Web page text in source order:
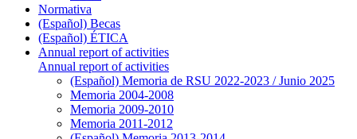
Normativa
(Español) Becas
(Español) ÉTICA
Annual report of activities
Annual report of activities
(Español) Memoria de RSU 2022-2023 / Junio 2025
Memoria 2004-2008
Memoria 2009-2010
Memoria 2011-2012